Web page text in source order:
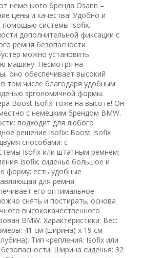
немецкого бренда Osann –
цены и качества! Удобно и
помощью системы Isofix.
дополнительной фиксации с
ремня безопасности
можно установить
машину. Несмотря на
оно обеспечивает высокий
том числе благодаря удобным
эргономичной формы.
Boost Isofix тоже на высоте! Он
с немецким брендом BMW.
подходит для любого
решение Isofix: Boost Isofix
способами: с
Isofix или штатным ремнем;
Isofix; сиденье большое и
форму; есть удобные
для ремня
его оптимальное
снять и постирать; основа
высококачественного
BMW. Характеристики: Вес:
41 см (ширина) х 19 см
Тип крепления: Isofix или
Ширина сиденья: 32